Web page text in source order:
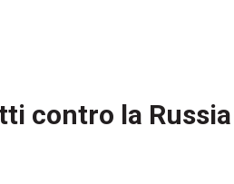
contro la